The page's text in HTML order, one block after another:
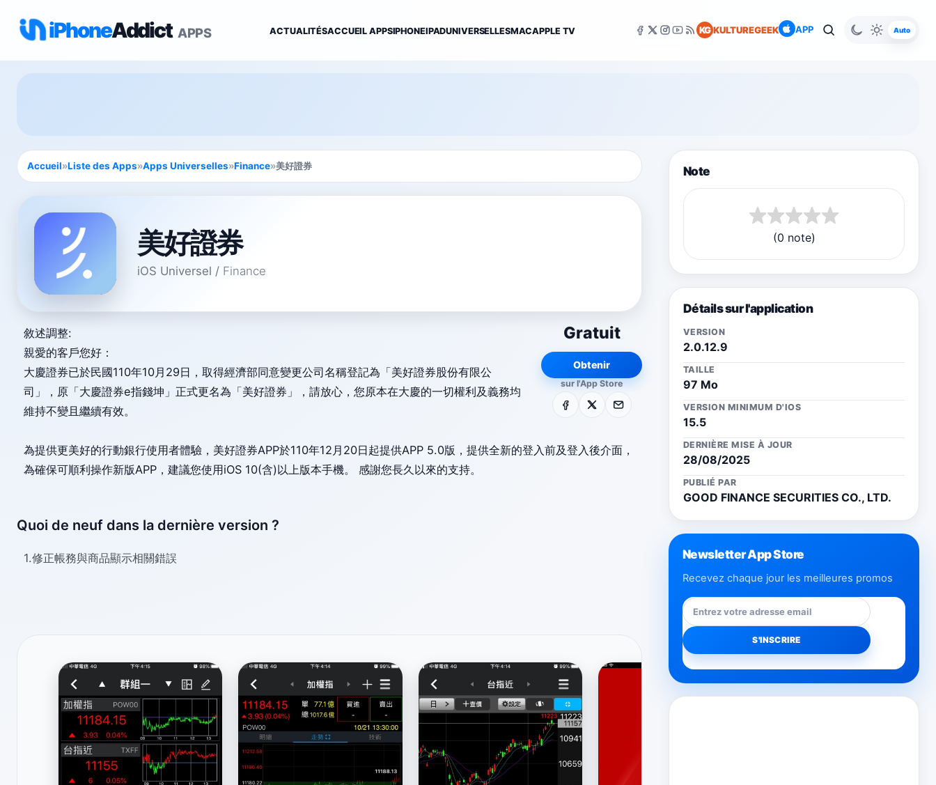
iPhoneAddict APPS ACTUALITÉSACCUEIL APPSIPHONEIPADUNIVERSELLESMACAPPLE TV KG KULTUREGEEK APP Auto
Accueil»Liste des Apps»Apps Universelles»Finance»美好證券
美好證券
iOS Universel / Finance
Gratuit
Obtenir
sur l'App Store
Facebook E-mail
敘述調整:
親愛的客戶您好：
大慶證券已於民國110年10月29日，取得經濟部同意變更公司名稱登記為「美好證券股份有限公
司」，原「大慶證券e指錢坤」正式更名為「美好證券」，請放心，您原本在大慶的一切權利及義務均
維持不變且繼續有效。
為提供更美好的行動銀行使用者體驗，美好證券APP於110年12月20日起提供APP 5.0版，提供全新的登入前及登入後介面，
為確保可順利操作新版APP，建議您使用iOS 10(含)以上版本手機。 感謝您長久以來的支持。
Quoi de neuf dans la dernière version ?
1.修正帳務與商品顯示相關錯誤
Note
(0 note)
Détails sur l'application
VERSION
2.0.12.9
TAILLE
97 Mo
VERSION MINIMUM D'IOS
15.5
DERNIÈRE MISE À JOUR
28/08/2025
PUBLIÉ PAR
GOOD FINANCE SECURITIES CO., LTD.
Newsletter App Store
Recevez chaque jour les meilleures promos